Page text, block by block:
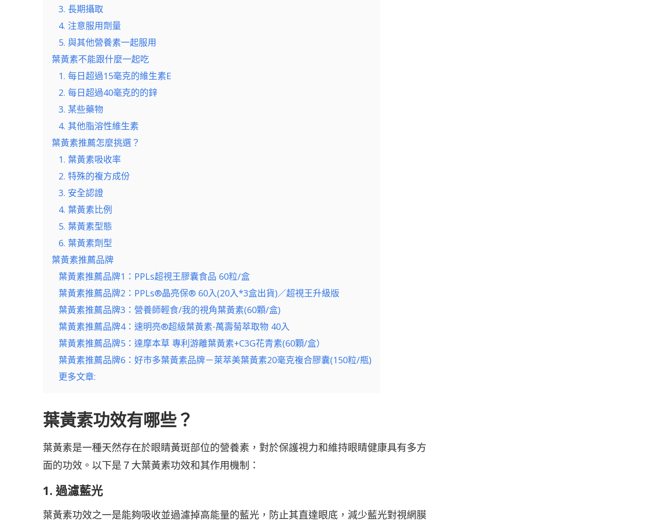
3. 長期攝取
4. 注意服用劑量
5. 與其他營養素一起服用
葉黃素不能跟什麼一起吃
1. 每日超過15毫克的維生素E
2. 每日超過40毫克的的鋅
3. 某些藥物
4. 其他脂溶性維生素
葉黃素推薦怎麼挑選？
1. 葉黃素吸收率
2. 特殊的複方成份
3. 安全認證
4. 葉黃素比例
5. 葉黃素型態
6. 葉黃素劑型
葉黃素推薦品牌
葉黃素推薦品牌1：PPLs超視王膠囊食品 60粒/盒
葉黃素推薦品牌2：PPLs®晶亮保® 60入(20入*3盒出貨)／超視王升級版
葉黃素推薦品牌3：營養師輕食/我的視角葉黃素(60顆/盒)
葉黃素推薦品牌4：速明亮®超級葉黃素-萬壽菊萃取物 40入
葉黃素推薦品牌5：達摩本草 專利游離葉黃素+C3G花青素(60顆/盒）
葉黃素推薦品牌6：好市多葉黃素品牌－萊萃美葉黃素20毫克複合膠囊(150粒/瓶)
更多文章:
葉黃素功效有哪些？
葉黃素是一種天然存在於眼睛黃斑部位的營養素，對於保護視力和維持眼睛健康具有多方
面的功效。以下是７大葉黃素功效和其作用機制：
1. 過濾藍光
葉黃素功效之一是能夠吸收並過濾掉高能量的藍光，防止其直達眼底，減少藍光對視網膜